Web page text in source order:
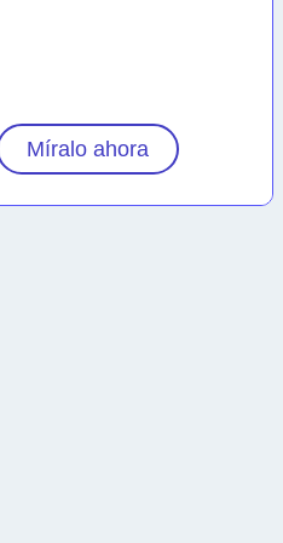
Míralo ahora